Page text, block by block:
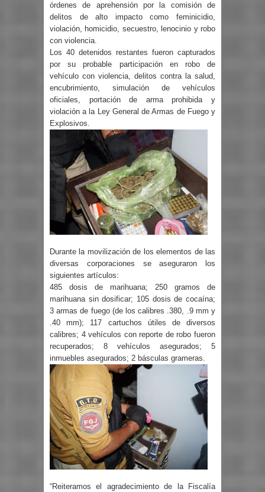
órdenes de aprehensión por la comisión de
delitos de alto impacto como feminicidio,
violación, homicidio, secuestro, lenocinio y robo
con violencia.
Los 40 detenidos restantes fueron capturados
por su probable participación en robo de
vehículo con violencia, delitos contra la salud,
encubrimiento, simulación de vehículos
oficiales, portación de arma prohibida y
violación a la Ley General de Armas de Fuego y
Explosivos.
Durante la movilización de los elementos de las
diversas corporaciones se aseguraron los
siguientes artículos:
485 dosis de marihuana; 250 gramos de
marihuana sin dosificar; 105 dosis de cocaína;
3 armas de fuego (de los calibres .380, .9 mm y
.40 mm); 117 cartuchos útiles de diversos
calibres; 4 vehículos con reporte de robo fueron
recuperados; 8 vehículos asegurados; 5
inmuebles asegurados; 2 básculas grameras.
“Reiteramos el agradecimiento de la Fiscalía